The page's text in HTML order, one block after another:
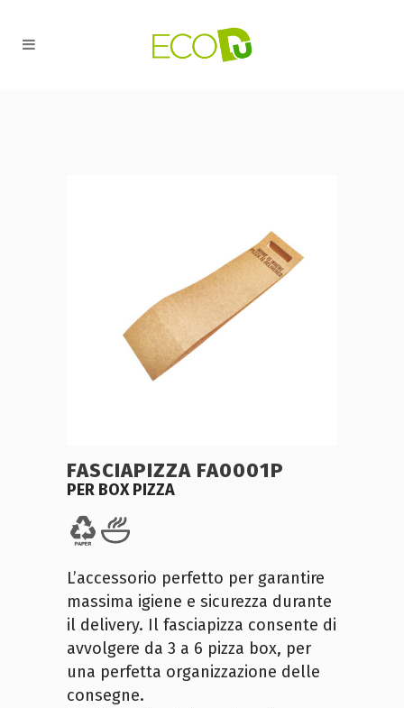
FASCIAPIZZA FA0001P
PER BOX PIZZA
L’accessorio perfetto per garantire
massima igiene e sicurezza durante
il delivery. Il fasciapizza consente di
avvolgere da 3 a 6 pizza box, per
una perfetta organizzazione delle
consegne.